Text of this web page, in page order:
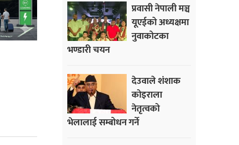
प्रवासी नेपाली मञ्च
यूएईको अध्यक्षमा
नुवाकोटका
भण्डारी चयन
देउवाले शंशाक
कोइराला
नेतृत्वको
भेलालाई सम्बोधन गर्ने